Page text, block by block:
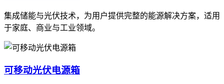
集成储能与光伏技术，为用户提供完整的能源解决方案，适用
于家庭、商业与工业领域。
可移动光伏电源箱